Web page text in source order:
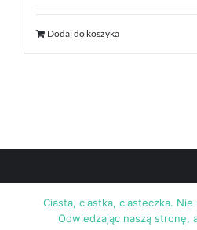
Dodaj do koszyka
Ciasta, ciastka, ciasteczka.
Odwiedzając naszą stronę,